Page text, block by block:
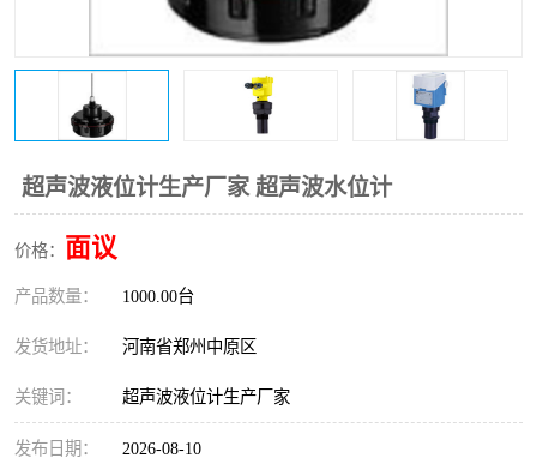
超声波液位计生产厂家 超声波水位计
价格： 面议
产品数量： 1000.00台
发货地址： 河南省郑州中原区
关键词： 超声波液位计生产厂家
发布日期： 2026-08-10
智能锅炉水位计 电容液位计
流量仪表